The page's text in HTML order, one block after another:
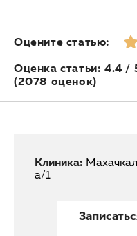
Оцените статью:
Оценка статьи: 4.4 /
(2078 оценок)
Клиника:
а/1